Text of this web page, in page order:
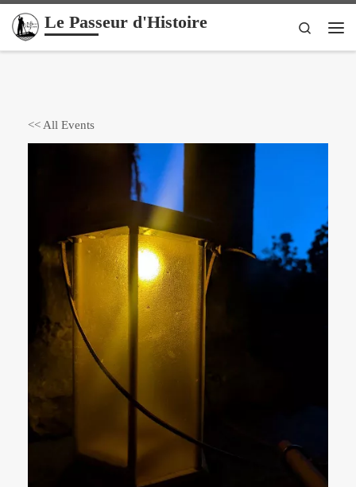
Passer au contenu
Le Passeur d'Histoire
Search
<< All Events